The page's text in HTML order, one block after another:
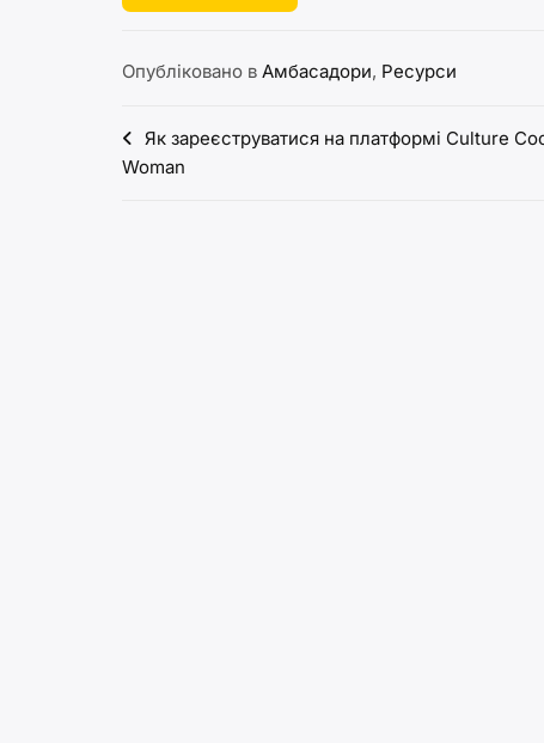
Опубліковано в Амбасадори, Ресурси
Навігація
записів
Як зареєструватися на платформі Culture
Woman